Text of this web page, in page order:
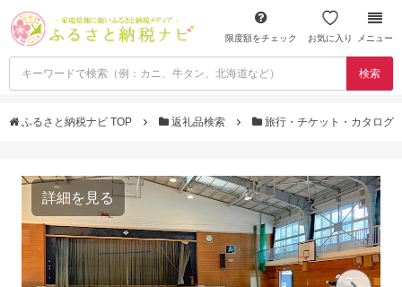
限度額をチェック お気に入り メニュー
検索
ふるさと納税ナビ TOP 返礼品検索 旅行・チケット・カタログ
詳細を見る